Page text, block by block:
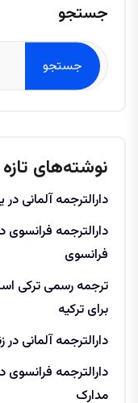
جستجو
جستجو
نوشته‌های تازه
دارالترجمه آلمانی
دارالترجمه
فرانسوی
ترجمه رسمی ترکی
برای ترکیه
دارالترجمه آلمانی
دارالترجمه
مدارک